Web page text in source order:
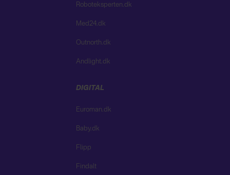
Roboteksperten.dk
Med24.dk
Outnorth.dk
Andlight.dk
DIGITAL
Euroman.dk
Baby.dk
Flipp
Findalt